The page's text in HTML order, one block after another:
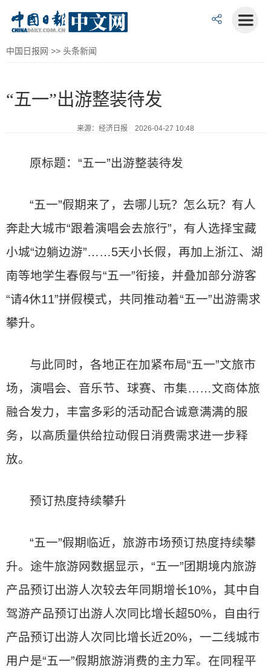
中国日报网 >> 头条新闻
“五一”出游整装待发
来源：经济日报 2026-04-27 10:48
原标题：“五一”出游整装待发
“五一”假期来了，去哪儿玩？怎么玩？有人
奔赴大城市“跟着演唱会去旅行”，有人选择宝藏
小城“边躺边游”……5天小长假，再加上浙江、湖
南等地学生春假与“五一”衔接，并叠加部分游客
“请4休11”拼假模式，共同推动着“五一”出游需求
攀升。
与此同时，各地正在加紧布局“五一”文旅市
场，演唱会、音乐节、球赛、市集……文商体旅
融合发力，丰富多彩的活动配合诚意满满的服
务，以高质量供给拉动假日消费需求进一步释
放。
预订热度持续攀升
“五一”假期临近，旅游市场预订热度持续攀
升。途牛旅游网数据显示，“五一”团期境内旅游
产品预订出游人次较去年同期增长10%，其中自
驾游产品预订出游人次同比增长超50%，自由行
产品预订出游人次同比增长近20%，一二线城市
用户是“五一”假期旅游消费的主力军。在同程平